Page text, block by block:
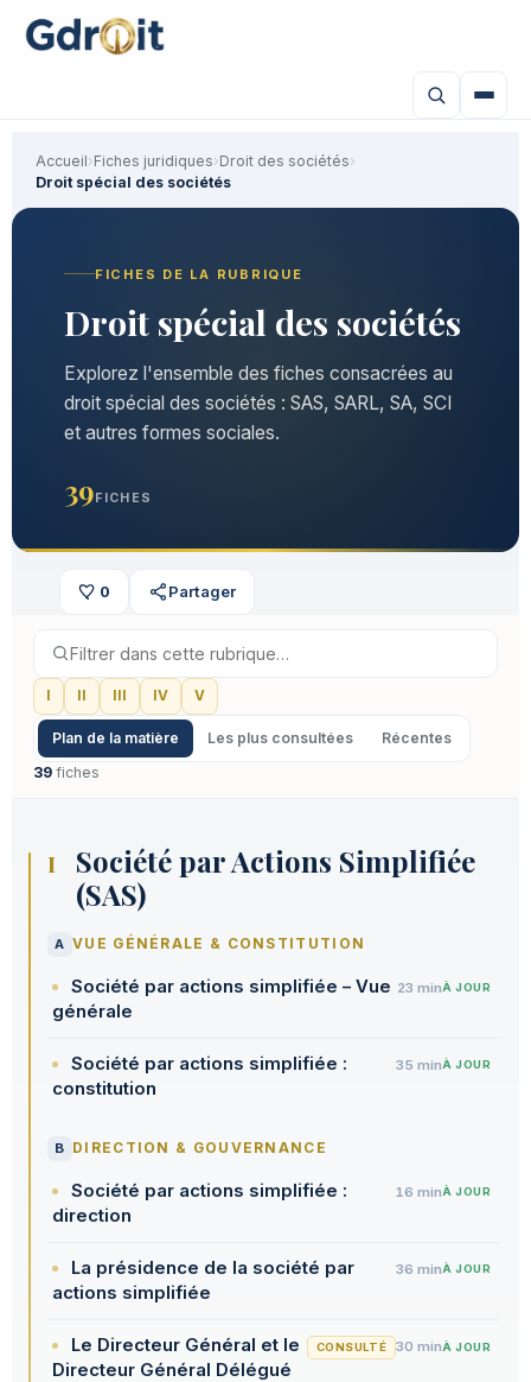
Accueil›Fiches juridiques›Droit des sociétés›
Droit spécial des sociétés
FICHES DE LA RUBRIQUE
Droit spécial des sociétés
Explorez l'ensemble des fiches consacrées au
droit spécial des sociétés : SAS, SARL, SA, SCI
et autres formes sociales.
39FICHES
0 Partager
I II III IV V
Plan de la matière Les plus consultées
Récentes
39 fiches
I
Société par Actions Simplifiée
(SAS)
A VUE GÉNÉRALE & CONSTITUTION
Société par actions simplifiée – Vue
générale
23 minÀ JOUR
Société par actions simplifiée :
constitution
35 minÀ JOUR
B DIRECTION & GOUVERNANCE
Société par actions simplifiée :
direction
16 minÀ JOUR
La présidence de la société par
actions simplifiée
36 minÀ JOUR
Le Directeur Général et le
Directeur Général Délégué
CONSULTÉ 30 minÀ JOUR